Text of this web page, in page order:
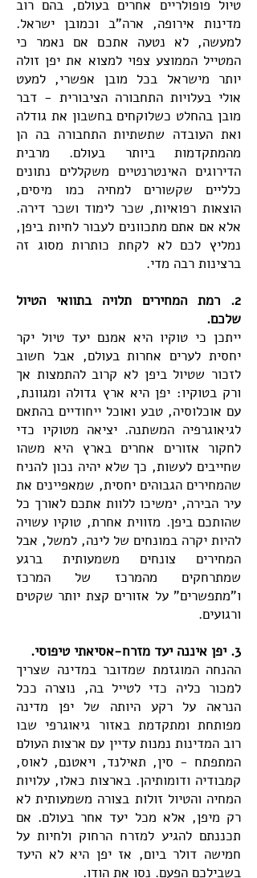
טיול פופולריים אחרים בעולם, בהם רוב
מדינות אירופה, ארה"ב וכמובן ישראל.
למעשה, לא נטעה אתכם אם נאמר כי
המטייל הממוצע צפוי למצוא את יפן זולה
יותר מישראל בכל מובן אפשרי, למעט
אולי בעלויות התחבורה הציבורית - דבר
מובן בהחלט כשלוקחים בחשבון את גודלה
ואת העובדה שתשתיות התחבורה בה הן
מהמתקדמות ביותר בעולם. מרבית
הדירוגים האינטרנטיים משקללים נתונים
כלליים שקשורים למחיה כמו מיסים,
הוצאות רפואיות, שכר לימוד ושכר דירה.
אלא אם אתם מתכוונים לעבור לחיות ביפן,
נמליץ לכם לא לקחת כותרות מסוג זה
ברצינות רבה מדי.
2. רמת המחירים תלויה בתוואי הטיול
שלכם.
ייתכן כי טוקיו היא אמנם יעד טיול יקר
יחסית לערים אחרות בעולם, אבל חשוב
לזכור שטיול ביפן לא קרוב להתמצות אך
ורק בטוקיו: יפן היא ארץ גדולה ומגוונת,
עם אוכלוסיה, טבע ואוכל ייחודיים בהתאם
לגיאוגרפיה המשתנה. יציאה מטוקיו כדי
לחקור אזורים אחרים בארץ היא משהו
שחייבים לעשות, כך שלא יהיה נכון להניח
שהמחירים הגבוהים יחסית, שמאפיינים את
עיר הבירה, ימשיכו ללוות אתכם לאורך כל
שהותכם ביפן. מזווית אחרת, טוקיו עשויה
להיות יקרה במונחים של לינה, למשל, אבל
המחירים צונחים משמעותית ברגע
שמתרחקים מהמרכז של המרכז
ו"מתפשרים" על אזורים קצת יותר שקטים
ורגועים.
3. יפן איננה יעד מזרח-אסיאתי טיפוסי.
ההנחה המוגזמת שמדובר במדינה שצריך
למכור כליה כדי לטייל בה, נוצרה ככל
הנראה על רקע היותה של יפן מדינה
מפותחת ומתקדמת באזור גיאוגרפי שבו
רוב המדינות נמנות עדיין עם ארצות העולם
המתפתח - סין, תאילנד, ויאטנם, לאוס,
קמבודיה ודומותיהן. בארצות כאלו, עלויות
המחיה והטיול זולות בצורה משמעותית לא
רק מיפן, אלא מכל יעד אחר בעולם. אם
תכננתם להגיע למזרח הרחוק ולחיות על
חמישה דולר ביום, אז יפן היא לא היעד
בשבילכם הפעם. נסו את הודו.